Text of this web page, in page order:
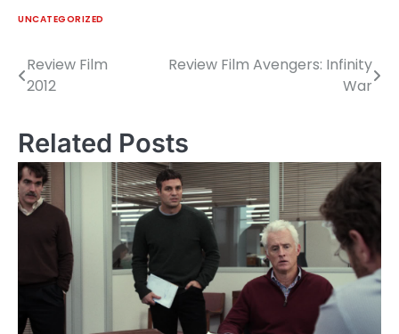
UNCATEGORIZED
Post
Review Film
2012
Review Film Avengers: Infinity
War
Related Posts